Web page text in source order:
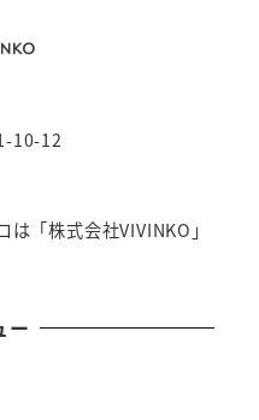
10-12
「株式会社VIVINKO」
ー